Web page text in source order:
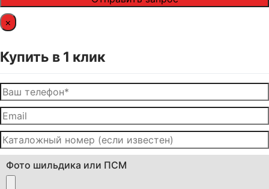
×
Купить в 1 клик
Фото шильдика или ПСМ